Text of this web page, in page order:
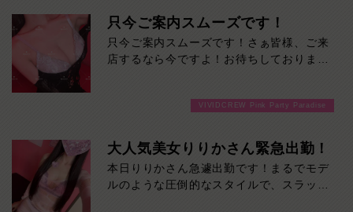
視線を落とせば、細く、しなやかに
伸びる脚線美、まさに芸術品！！
なること間違いないでしょう！本日の出
只今ご案内スムーズです！
只今ご案内スムーズです！さぁ皆様、ご来
店するなら今ですよ！お待ちしておりま
VIVIDCREW Pink Party Paradise
大人気美女りりかさん緊急出勤！
本日りりかさん急遽出勤です！まるでモデ
ルのような圧倒的なスタイルで、スラッと